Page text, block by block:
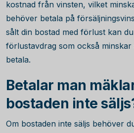
kostnad från vinsten, vilket
behöver betala på
sålt din bostad med förlust kan
förlustavdrag som också
betala.
Betalar man
bostaden inte
Om bostaden inte säljs behöver